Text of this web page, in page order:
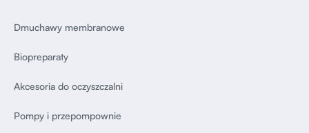
Dmuchawy membranowe
Biopreparaty
Akcesoria do oczyszczalni
Pompy i przepompownie